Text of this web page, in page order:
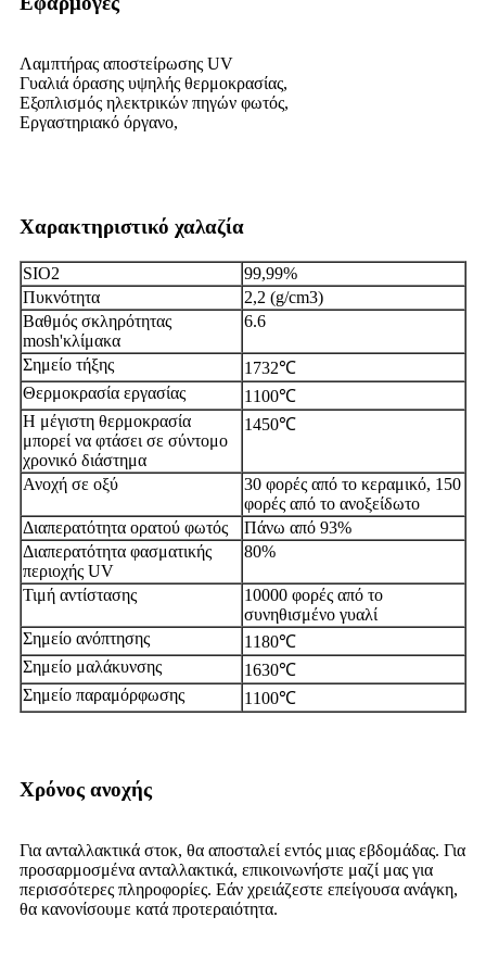
Λαμπτήρας αποστείρωσης UV
Γυαλιά όρασης υψηλής θερμοκρασίας,
Εξοπλισμός ηλεκτρικών πηγών φωτός,
Εργαστηριακό όργανο,
Χαρακτηριστικό χαλαζία
SIO2
99,99%
Πυκνότητα
2,2 (g/cm3)
Βαθμός σκληρότητας
mosh'κλίμακα
6.6
Σημείο τήξης 1732℃
Θερμοκρασία εργασίας
1100℃
Η μέγιστη θερμοκρασία
μπορεί να φτάσει σε σύντομο
χρονικό διάστημα
1450℃
Ανοχή σε οξύ
30 φορές από το κεραμικό, 150
φορές από το ανοξείδωτο
Διαπερατότητα ορατού φωτός
Πάνω από 93%
Διαπερατότητα φασματικής
περιοχής UV
80%
Τιμή αντίστασης
10000 φορές από το
συνηθισμένο γυαλί
Σημείο ανόπτησης
1180℃
Σημείο μαλάκυνσης
1630℃
Σημείο παραμόρφωσης
1100℃
Χρόνος ανοχής
Για ανταλλακτικά στοκ, θα αποσταλεί εντός μιας εβδομάδας. Για
προσαρμοσμένα ανταλλακτικά, επικοινωνήστε μαζί μας για
περισσότερες πληροφορίες. Εάν χρειάζεστε επείγουσα ανάγκη,
θα κανονίσουμε κατά προτεραιότητα.